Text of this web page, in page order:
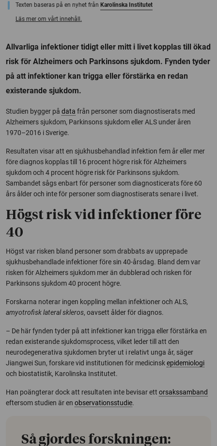
Texten baseras på en nyhet från Karolinska Institutet
Läs mer om vårt innehåll.
Allvarliga infektioner tidigt eller mitt i livet kopplas till ökad
risk för Alzheimers och Parkinsons sjukdom. Fynden tyder
på att infektioner kan trigga eller förstärka en redan
existerande sjukdom.
Studien bygger på data från personer som diagnostiserats med
Alzheimers sjukdom, Parkinsons sjukdom eller ALS under åren
1970–2016 i Sverige.
Resultaten visar att en sjukhusbehandlad infektion fem år eller mer
före diagnos kopplas till 16 procent högre risk för Alzheimers
sjukdom och 4 procent högre risk för Parkinsons sjukdom.
Sambandet sågs enbart för personer som diagnosticerats före 60
års ålder och inte för personer som diagnostiserats senare i livet.
Högst risk vid infektioner före
40
Högst var risken bland personer som drabbats av upprepade
sjukhusbehandlade infektioner före sin 40-årsdag. Bland dem var
risken för Alzheimers sjukdom mer än dubblerad och risken för
Parkinsons sjukdom 40 procent högre.
Forskarna noterar ingen koppling mellan infektioner och ALS,
amyotrofisk lateral skleros, oavsett ålder för diagnos.
– De här fynden tyder på att infektioner kan trigga eller förstärka en
redan existerande sjukdomsprocess, vilket leder till att den
neurodegenerativa sjukdomen bryter ut i relativt unga år, säger
Jiangwei Sun, forskare vid institutionen för medicinskepidemiologi
och biostatistik, Karolinska Institutet.
Han poängterar dock att resultaten inte bevisar ett orsakssamband
eftersom studien är en observationsstudie.
Så gjordes forskningen: